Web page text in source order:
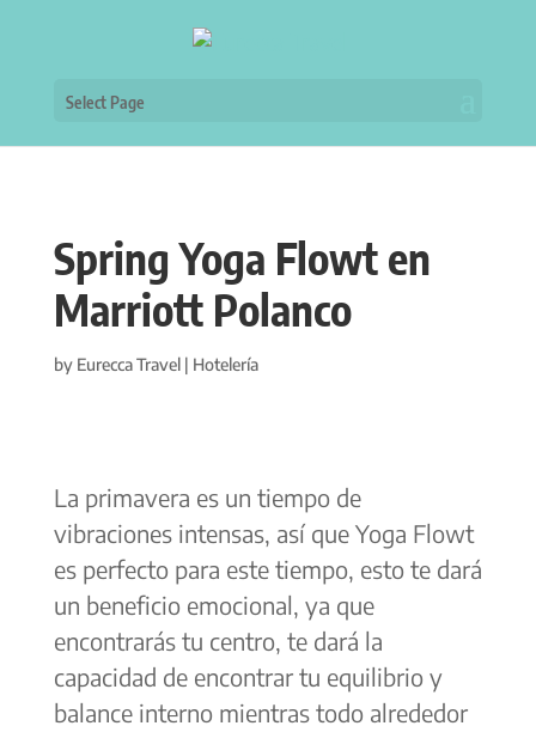
Select Page
Spring Yoga Flowt en
Marriott Polanco
by Eurecca Travel| Hotelería
La primavera es un tiempo de
vibraciones intensas, así que Yoga Flowt
es perfecto para este tiempo, esto te dará
un beneficio emocional, ya que
encontrarás tu centro, te dará la
capacidad de encontrar tu equilibrio y
balance interno mientras todo alrededor